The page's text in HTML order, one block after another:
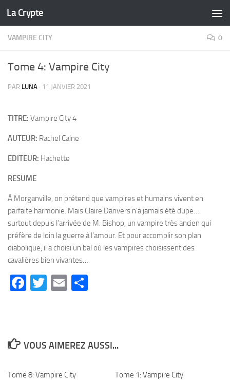
Skip to content
La Crypte
VAMPIRE CITY 0
Tome 4: Vampire City
PAR LUNA · 11 JANVIER 2021
TITRE: Vampire City 4
AUTEUR: Rachel Caine
EDITEUR: Hachette
RESUME
À Morganville, on prétend que vampires et humains vivent en
parfaite harmonie. Mais Claire Danvers n’a jamais été dupe…
surtout depuis l’arrivée de M. Bishop, un vampire très ancien qui
préfère de loin la guerre à l’amour. Et pour accomplir son plan
diabolique, il a choisi un bal où les vampires choisissent des
cavalières bien vivantes…
Facebook
Twitter
Email
VOUS AIMEREZ AUSSI...
Tome 8: Vampire City Tome 1: Vampire City